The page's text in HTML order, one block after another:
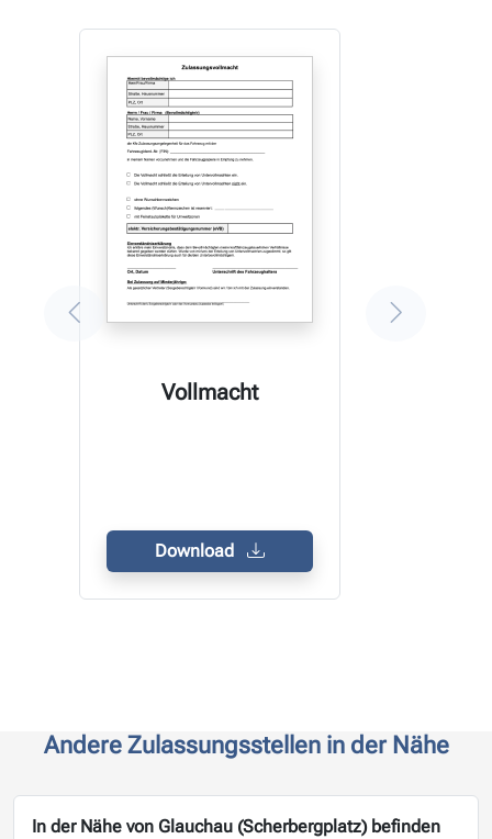
Vollmacht
Download
Andere Zulassungsstellen in der Nähe
In der Nähe von Glauchau (Scherbergplatz) befinden